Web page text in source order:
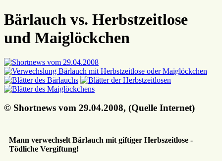
Bärlauch vs. Herbstzeitlose
und Maiglöckchen
© Shortnews vom 29.04.2008, (Quelle Internet)
Mann verwechselt Bärlauch mit giftiger Herbszeitlose -
Tödliche Vergiftung!